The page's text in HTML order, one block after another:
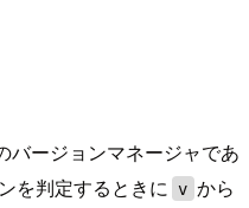
バージョンマネージャであ
を判定するときに v から